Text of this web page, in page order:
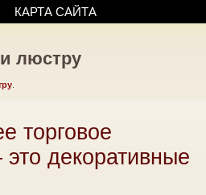
КАРТА САЙТА
люстру
торговое
декоративные